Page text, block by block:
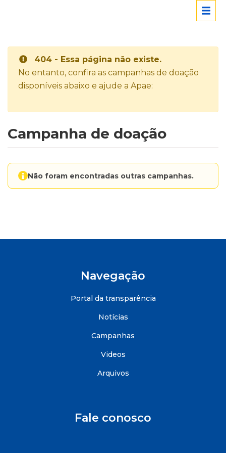
404 - Essa página não existe.
No entanto, confira as campanhas de doação
disponíveis abaixo e ajude a Apae:
Campanha de doação
Não foram encontradas outras campanhas.
Navegação
Portal da transparência
Notícias
Campanhas
Videos
Arquivos
Fale conosco